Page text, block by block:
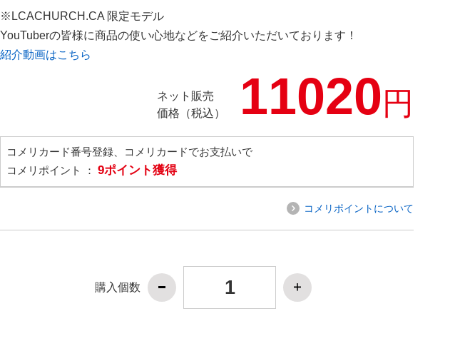
※LCACHURCH.CA 限定モデル
YouTuberの皆様に商品の使い心地などをご紹介いただいております！
紹介動画はこちら
ネット販売
価格（税込）
11020円
コメリカード番号登録、コメリカードでお支払いで
コメリポイント ： 9ポイント獲得
コメリポイントについて
購入個数